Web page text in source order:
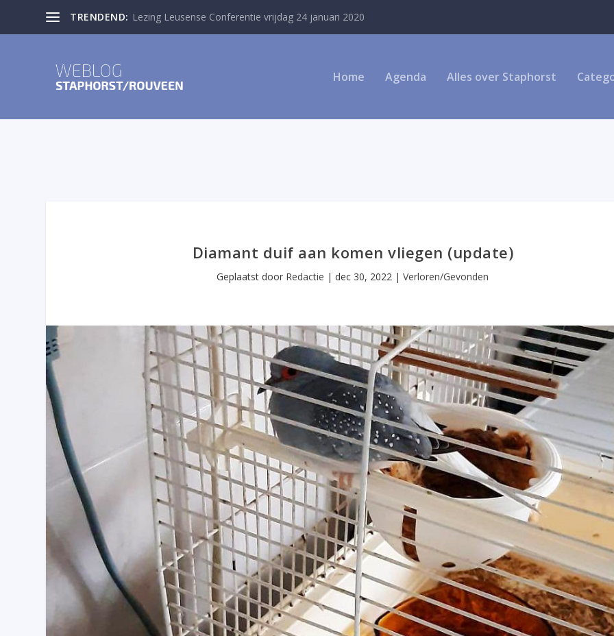
TRENDEND: Lezing Leusense Conferentie vrijdag 24 januari 2020
Home Agenda Alles over Staphorst
Diamant duif aan komen vliegen (update)
Geplaatst door Redactie |dec 30, 2022 |Verloren/Gevonden